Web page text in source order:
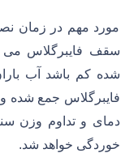
مورد مهم در زمان
سقف فایبرگلاس
شده کم باشد آب
فایبرگلاس جمع شده و
دمای و تداوم وزن
خوردگی خواهد شد.